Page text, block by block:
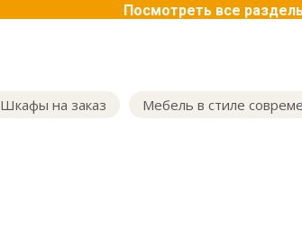
Посмотреть все
Шкафы на заказ Мебель в стиле